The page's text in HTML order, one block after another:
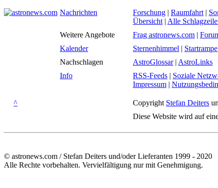
Nachrichten Forschung | Raumfahrt |
Übersicht | Alle
Weitere Angebote
Frag astronews.com |
Kalender
Sternenhimmel | Startrampe
Nachschlagen
AstroGlossar| AstroLinks
Info
RSS-Feeds | Soziale
Impressum |
^ Copyright Stefan Deiters
Diese Website wird auf
© astronews.com / Stefan Deiters und/oder Lieferanten 1999 - 2020
Alle Rechte vorbehalten. Vervielfältigung nur mit Genehmigung.